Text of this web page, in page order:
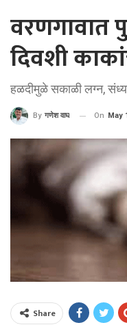
वरणगावात
दिवशी
हळदीमुळे सकाळी लग्न,
By गणेश वाघ On May
Share